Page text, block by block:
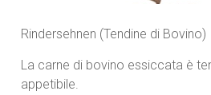
Rindersehnen (Tendine di Bovino)
La carne di bovino essiccata è
appetibile.